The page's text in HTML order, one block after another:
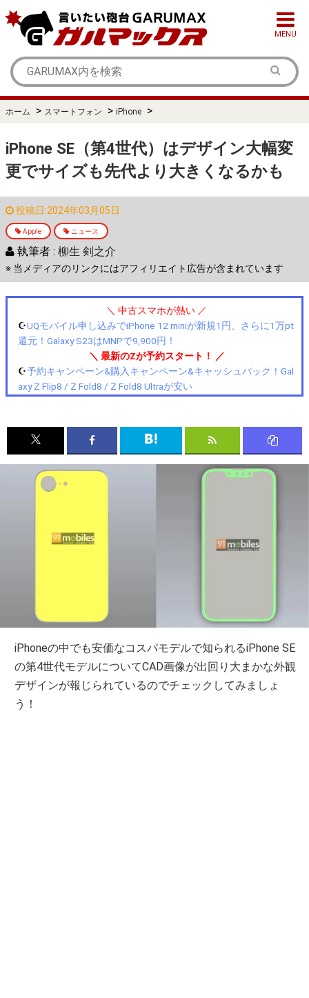
MENU
ホーム > スマートフォン > iPhone >
iPhone SE（第4世代）はデザイン大幅変
更でサイズも先代より大きくなるかも
投稿日:2024年03月05日
Apple ニュース
執筆者 : 柳生 剣之介
※ 当メディアのリンクにはアフィリエイト広告が含まれています
＼ 中古スマホが熱い ／
☪️UQモバイル申し込みでiPhone 12 miniが新規1円、さらに1万pt
還元！Galaxy S23はMNPで9,900円！
＼ 最新のZが予約スタート！ ／
☪️予約キャンペーン&購入キャンペーン&キャッシュバック！Gal
axy Z Flip8 / Z Fold8 / Z Fold8 Ultraが安い
iPhoneの中でも安価なコスパモデルで知られるiPhone SE
の第4世代モデルについてCAD画像が出回り大まかな外観
デザインが報じられているのでチェックしてみましょ
う！